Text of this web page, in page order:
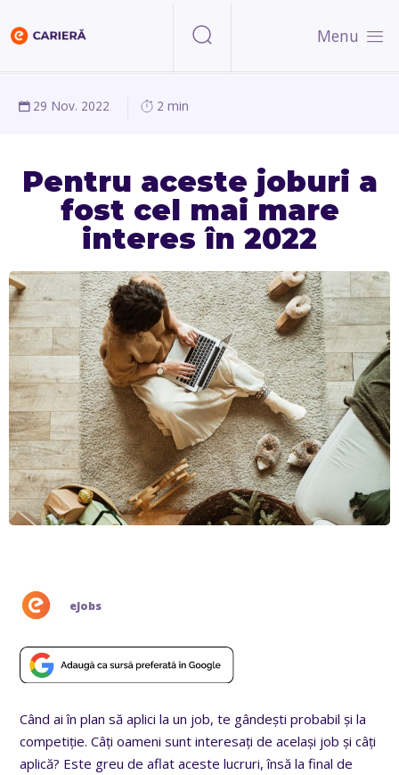
Menu
29 Nov. 2022 2 min
Pentru aceste joburi a
fost cel mai mare
interes în 2022
eJobs
Când ai în plan să aplici la un job, te gândești probabil și la
competiție. Câți oameni sunt interesați de același job și câți
aplică? Este greu de aflat aceste lucruri, însă la final de